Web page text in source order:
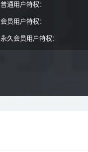
普通用户特权：
会员用户特权：
永久会员用户特权：